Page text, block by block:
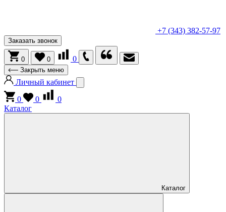
+7 (343) 382-57-97
Заказать звонок
0 0 0
Закрыть меню
Личный кабинет
0
0
0
Каталог
Каталог